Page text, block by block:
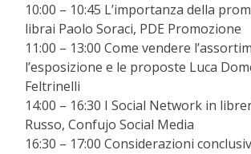
10:00 – 10:45 L’importanza della
librai Paolo Soraci, PDE Promozione
11:00 – 13:00 Come vendere
l’esposizione e le proposte Luca
Feltrinelli
14:00 – 16:30 I Social Network in
Russo, Confujo Social Media
16:30 – 17:00 Considerazioni